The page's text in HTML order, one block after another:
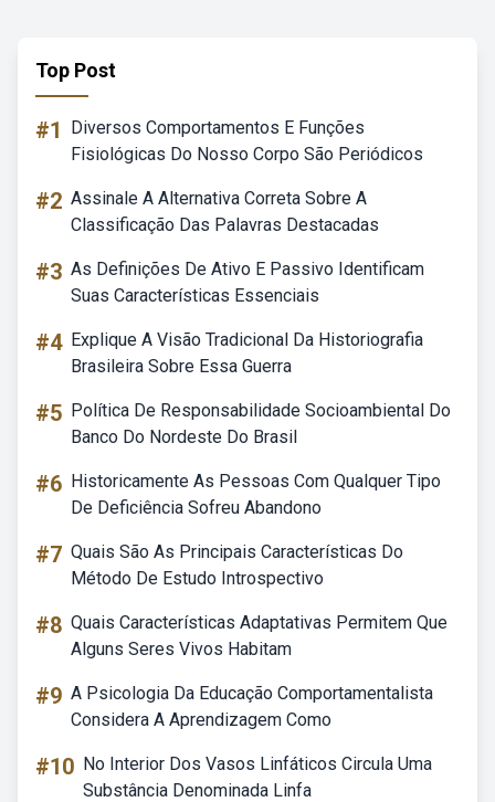
Top Post
#1
Diversos Comportamentos E Funções
Fisiológicas Do Nosso Corpo São Periódicos
#2 Assinale A Alternativa Correta Sobre A
Classificação Das Palavras Destacadas
#3 As Definições De Ativo E Passivo Identificam
Suas Características Essenciais
#4 Explique A Visão Tradicional Da Historiografia
Brasileira Sobre Essa Guerra
#5 Política De Responsabilidade Socioambiental Do
Banco Do Nordeste Do Brasil
#6 Historicamente As Pessoas Com Qualquer Tipo
De Deficiência Sofreu Abandono
#7 Quais São As Principais Características Do
Método De Estudo Introspectivo
#8 Quais Características Adaptativas Permitem Que
Alguns Seres Vivos Habitam
#9 A Psicologia Da Educação Comportamentalista
Considera A Aprendizagem Como
#10 No Interior Dos Vasos Linfáticos Circula Uma
Substância Denominada Linfa